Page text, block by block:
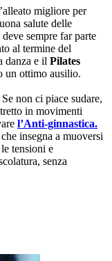
migliore per
salute delle
sempre far parte
al termine del
danza e il Pilates
un ottimo ausilio.
non ci piace sudare,
in movimenti
l’Anti-ginnastica.
insegna a muoversi
tensioni e
senza